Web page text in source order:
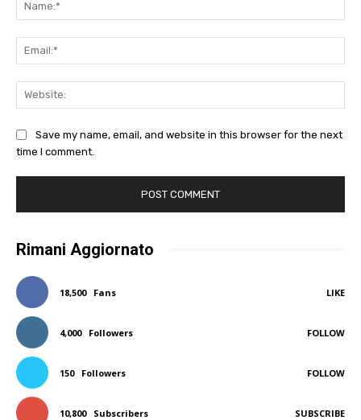
Save my name, email, and website in this browser for the next
time I comment.
Rimani Aggiornato
18,500 Fans LIKE
4,000 Followers FOLLOW
150 Followers FOLLOW
10,800 Subscribers SUBSCRIBE